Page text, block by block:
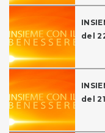
del
del